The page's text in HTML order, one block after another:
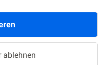
ablehnen